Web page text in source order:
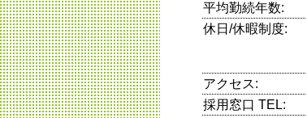
平均勤続年数:
休日/休暇制度:
アクセス:
採用窓口 TEL: